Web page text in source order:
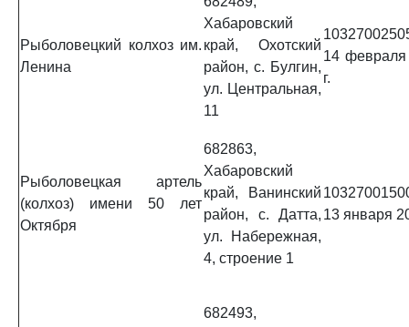
Рыболовецкий колхоз им.
Ленина
Хабаровский
край, Охотский
район, с. Булгин,
ул. Центральная,
11
14 февраля
г.
Рыболовецкая артель
(колхоз) имени 50 лет
Октября
682863,
Хабаровский
край, Ванинский
район, с. Датта,
ул. Набережная,
4, строение 1
13 января
682493,